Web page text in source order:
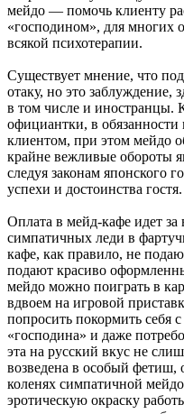
мейдо — помочь клиенту
«господином», для многих
всякой психотерапии.
Существует мнение, что
отаку, но это заблуждение,
в том числе и иностранцы.
официантки, в
клиентом, при этом мейдо
крайне вежливые обороты
следуя законам японского
успехи и достоинства гостя.
Оплата в мейд-кафе идет
симпатичных леди в
кафе, как правило, не
подают красиво
мейдо можно поиграть в
вдвоем на игровой
попросить покормить себя
«господина» и даже
эта на русский вкус не
возведена в особый фетиш,
коленях симпатичной
эротическую окраску